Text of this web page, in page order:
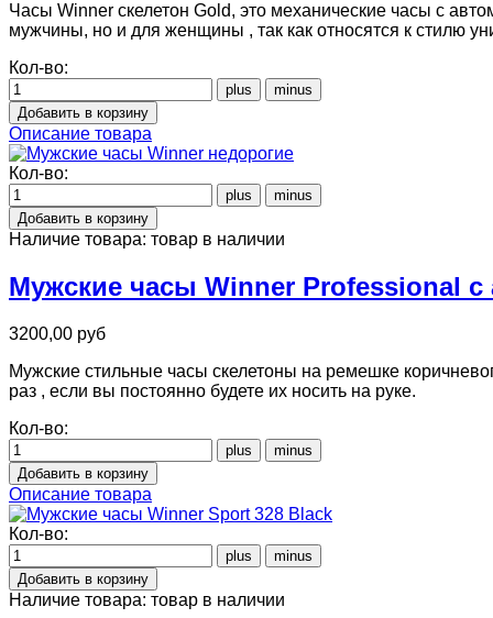
Часы Winner скелетон Gold, это механические часы с
мужчины, но и для женщины , так как относятся к стилю
Кол-во:
Описание товара
Кол-во:
Наличие товара: товар в наличии
Мужские часы Winner Professional
3200,00 руб
Мужские стильные часы скелетоны на ремешке
раз , если вы постоянно будете их носить на руке.
Кол-во:
Описание товара
Кол-во:
Наличие товара: товар в наличии